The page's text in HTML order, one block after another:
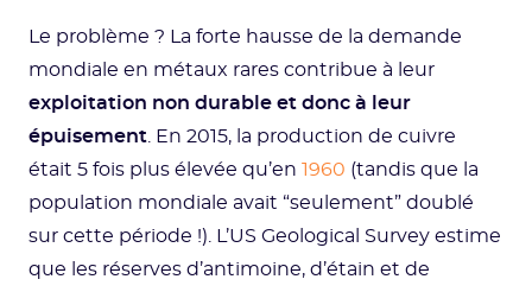
Le problème ? La forte hausse de la demande
mondiale en métaux rares contribue à leur
exploitation non durable et donc à leur
épuisement . En 2015, la production de cuivre
était 5 fois plus élevée qu’en 1960 (tandis que la
population mondiale avait “seulement” doublé
sur cette période !). L’US Geological Survey estime
que les réserves d’antimoine, d’étain et de